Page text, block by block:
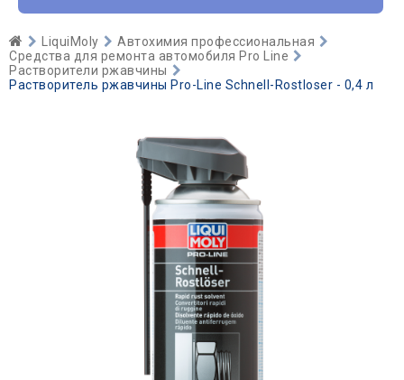
LiquiMoly
Автохимия профессиональная
Средства для ремонта автомобиля Pro Line
Растворители ржавчины
Растворитель ржавчины Pro-Line Schnell-Rostloser - 0,4 л